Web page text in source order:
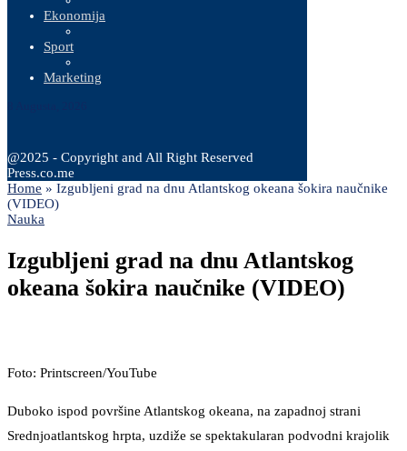
Ekonomija
Sport
Marketing
@2025 - Copyright and All Right Reserved
Press.co.me
Home » Izgubljeni grad na dnu Atlantskog okeana šokira naučnike
(VIDEO)
Nauka
Izgubljeni grad na dnu Atlantskog
okeana šokira naučnike (VIDEO)
Foto: Printscreen/YouTube
​Duboko ispod površine Atlantskog okeana, na zapadnoj strani
Srednjoatlantskog hrpta, uzdiže se spektakularan podvodni krajolik